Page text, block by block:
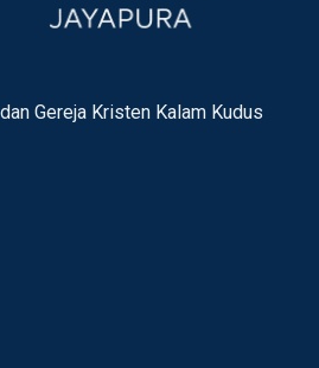
Gereja Kristen Kalam Kudus